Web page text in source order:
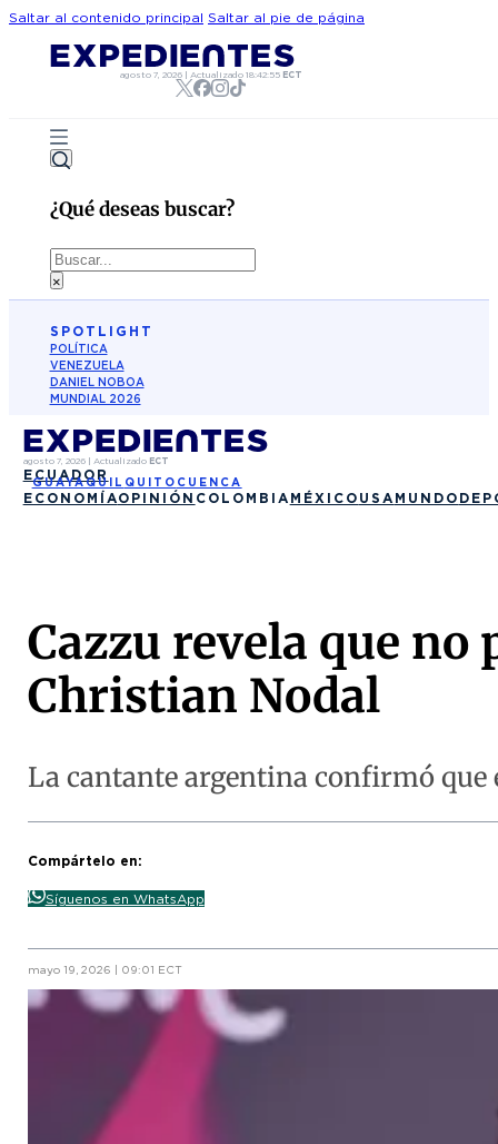
Saltar al contenido principal Saltar al pie de página
agosto 7, 2026 |Actualizado18:42:55 ECT
¿Qué deseas buscar?
Buscar
×
SPOTLIGHT
POLÍTICA
VENEZUELA
DANIEL NOBOA
MUNDIAL 2026
agosto 7, 2026| Actualizado ECT
ECUADOR
GUAYAQUIL QUITO CUENCA
ECONOMÍAOPINIÓN COLOMBIA MÉXICO USA MUNDO
Cazzu revela que
Christian Nodal
La cantante argentina confirmó que
Compártelo en:
Síguenos en WhatsApp
mayo 19, 2026 | 09:01 ECT